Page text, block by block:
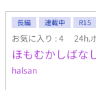
長編 連載中 R15
お気に入り : 4 24h.
ほもむかしばな
halsan